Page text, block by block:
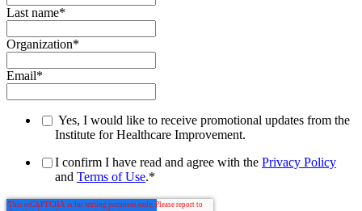
Last name*
Organization*
Email*
Yes, I would like to receive promotional updates from the
Institute for Healthcare Improvement.
I confirm I have read and agree with the Privacy Policy
and Terms of Use.*